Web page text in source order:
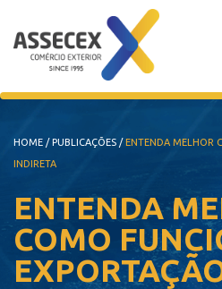
HOME /PUBLICAÇÕES /ENTENDA MELHOR
INDIRETA
ENTENDA
COMO